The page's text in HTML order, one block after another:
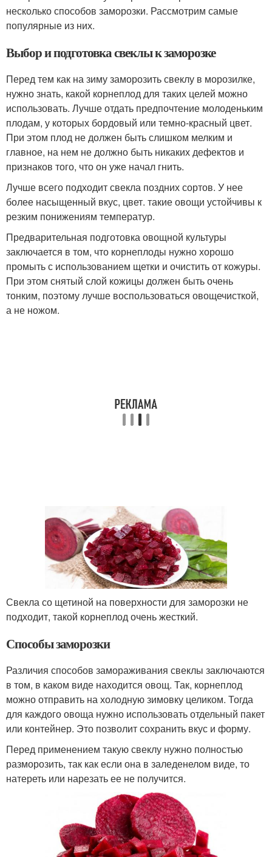
несколько способов заморозки. Рассмотрим самые
популярные из них.
Выбор и подготовка свеклы к заморозке
Перед тем как на зиму заморозить свеклу в морозилке,
нужно знать, какой корнеплод для таких целей можно
использовать. Лучше отдать предпочтение молоденьким
плодам, у которых бордовый или темно-красный цвет.
При этом плод не должен быть слишком мелким и
главное, на нем не должно быть никаких дефектов и
признаков того, что он уже начал гнить.
Лучше всего подходит свекла поздних сортов. У нее
более насыщенный вкус, цвет. такие овощи устойчивы к
резким понижениям температур.
Предварительная подготовка овощной культуры
заключается в том, что корнеплоды нужно хорошо
промыть с использованием щетки и очистить от кожуры.
При этом снятый слой кожицы должен быть очень
тонким, поэтому лучше воспользоваться овощечисткой,
а не ножом.
Свекла со щетиной на поверхности для заморозки не
подходит, такой корнеплод очень жесткий.
Способы заморозки
Различия способов замораживания свеклы заключаются
в том, в каком виде находится овощ. Так, корнеплод
можно отправить на холодную зимовку целиком. Тогда
для каждого овоща нужно использовать отдельный пакет
или контейнер. Это позволит сохранить вкус и форму.
Перед применением такую свеклу нужно полностью
разморозить, так как если она в заледенелом виде, то
натереть или нарезать ее не получится.